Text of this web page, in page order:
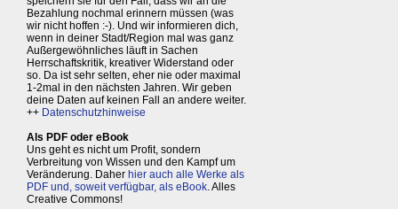
Bezahlung nochmal erinnern müssen (was
wir nicht hoffen :-). Und wir informieren dich,
wenn in deiner Stadt/Region mal was ganz
Außergewöhnliches läuft in Sachen
Herrschaftskritik, kreativer Widerstand oder
so. Da ist sehr selten, eher nie oder maximal
1-2mal in den nächsten Jahren. Wir geben
deine Daten auf keinen Fall an andere weiter.
++ Datenschutzhinweise
Als PDF oder eBook
Uns geht es nicht um Profit, sondern
Verbreitung von Wissen und den Kampf um
Veränderung. Daher hier auch alle Werke als
PDF und, soweit verfügbar, als eBook. Alles
Creative Commons!